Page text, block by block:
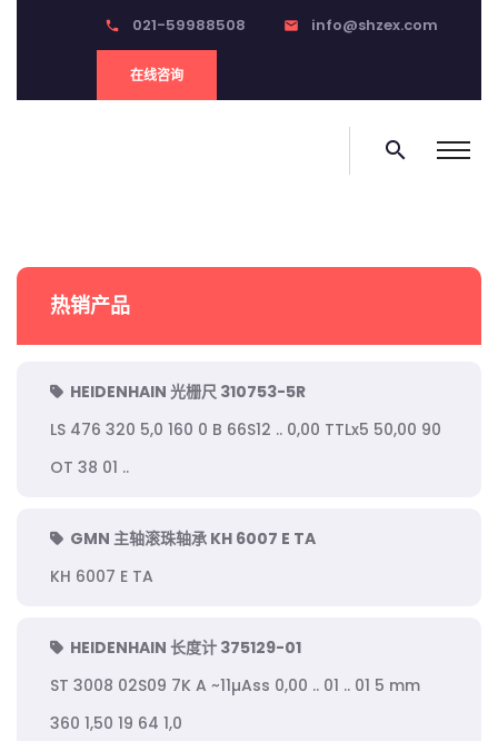
phone 021-59988508 email info@shzex.com
在线咨询
search
热销产品
HEIDENHAIN 光栅尺 310753-5R
LS 476 320 5,0 160 0 B 66S12 .. 0,00 TTLx5 50,00 90
OT 38 01 ..
GMN 主轴滚珠轴承 KH 6007 E TA
KH 6007 E TA
HEIDENHAIN 长度计 375129-01
ST 3008 02S09 7K A ~11µAss 0,00 .. 01 .. 01 5 mm
360 1,50 19 64 1,0